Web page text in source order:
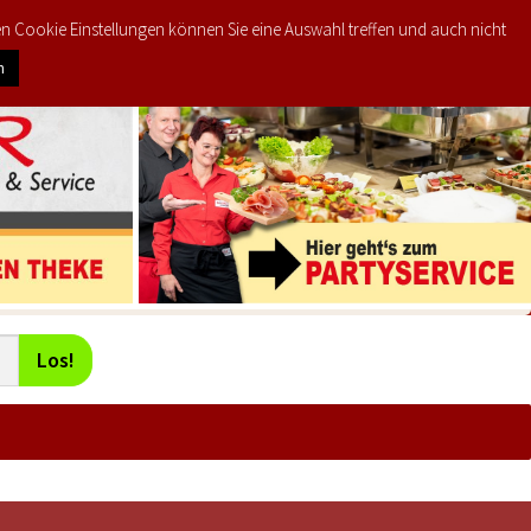
MEIN KONTO €0,00 0
Los!
Cookie Einstellungen können Sie eine Auswahl treffen und auch nicht